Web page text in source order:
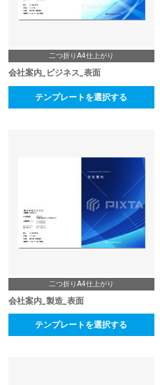
二つ折りA4仕上がり
会社案内_ビジネス_表面
テンプレートを選択する
二つ折りA4仕上がり
会社案内_製造_表面
テンプレートを選択する